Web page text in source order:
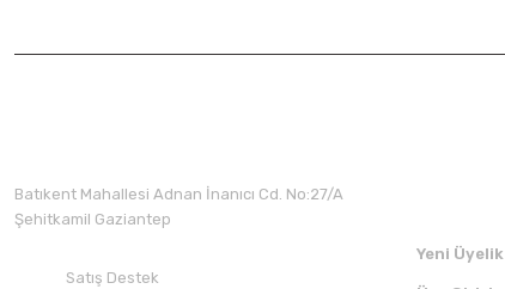
Batıkent Mahallesi Adnan İnanıcı Cd. No:27/A
Şehitkamil Gaziantep
Satış Destek
Yeni Üyelik